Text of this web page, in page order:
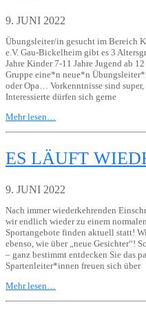
9. JUNI 2022
Übungsleiter/in gesucht im Bereich
e.V. Gau-Bickelheim gibt es 3
Jahre Kinder 7-11 Jahre Jugend ab
Gruppe eine*n neue*n
oder Opa… Vorkenntnisse sind
Interessierte dürfen sich gerne
Mehr lesen…
ES LÄUFT
9. JUNI 2022
Nach immer wiederkehrenden
wir endlich wieder zu einem
Sportangebote finden aktuell statt!
ebenso, wie über „neue Gesichter“!
– ganz bestimmt entdecken Sie das
Spartenleiter*innen freuen sich über
Mehr lesen…